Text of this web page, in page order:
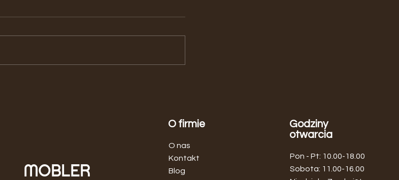
MOBLER
O firmie
O nas
Kontakt
Blog
Godziny
otwarcia
Pon - Pt: 10.00-18.00
​​Sobota: 11.00-16.00